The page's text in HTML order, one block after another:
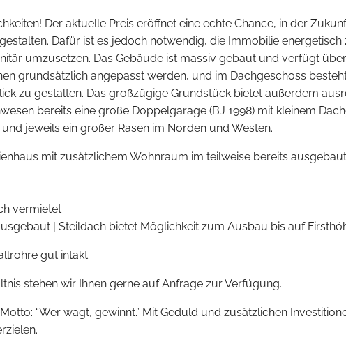
Der aktuelle Preis eröffnet eine echte Chance, in der
Dafür ist es jedoch notwendig, die Immobilie
umzusetzen. Das Gebäude ist massiv gebaut und verfügt
grundsätzlich angepasst werden, und im Dachgeschoss
zu gestalten. Das großzügige Grundstück bietet außerdem
bereits eine große Doppelgarage (BJ 1998) mit kleinem
jeweils ein großer Rasen im Norden und Westen.
mit zusätzlichem Wohnraum im teilweise bereits
vermietet
| Steildach bietet Möglichkeit zum Ausbau bis auf
gut intakt.
stehen wir Ihnen gerne auf Anfrage zur Verfügung.
“Wer wagt, gewinnt.” Mit Geduld und zusätzlichen